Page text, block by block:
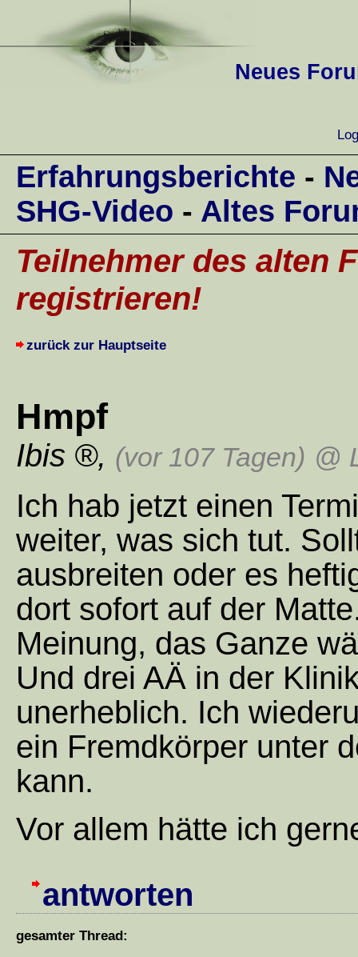
Neues
Erfahrungsberichte -
SHG-Video - Altes
Teilnehmer des alten
registrieren!
zurück zur Hauptseite
Hmpf
Ibis , (vor 107 Tagen) @
Ich hab jetzt einen
weiter, was sich tut.
ausbreiten oder es
dort sofort auf der
Meinung, das Ganze
Und drei AÄ in der
unerheblich. Ich
ein Fremdkörper unter
kann.
Vor allem hätte ich
antworten
gesamter Thread: